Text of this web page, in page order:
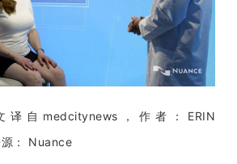
自medcitynews，作者：ERIN
： Nuance